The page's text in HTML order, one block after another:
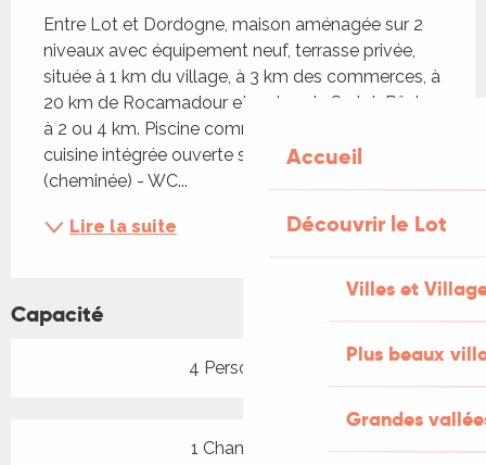
Accueil
Découvrir le Lot
Villes et
Plus beaux
Grandes
Entre Lot et Dordogne, maison aménagée sur 2
niveaux avec équipement neuf, terrasse privée,
située à 1 km du village, à 3 km des commerces, à
20 km de Rocamadour et 25 km de Sarlat. Pêche
à 2 ou 4 km. Piscine commune de 12 X 6 m. RDC :
cuisine intégrée ouverte sur séjour et salon
(cheminée) - WC...
Lire la suite
Capacité
4 Personne(s)
1 Chambre(s)